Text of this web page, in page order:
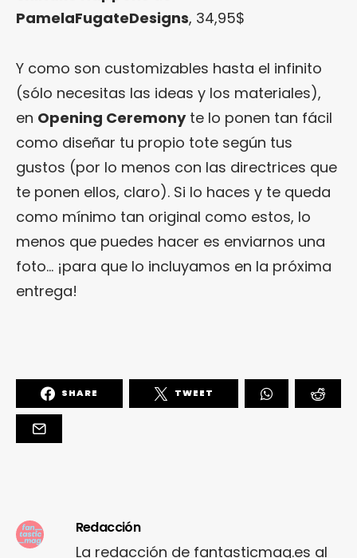
PamelaFugateDesigns, 34,95$
Y como son customizables hasta el infinito
(sólo necesitas las ideas y los materiales),
en Opening Ceremonyte lo ponen tan fácil
como diseñar tu propio tote según tus
gustos (por lo menos con las directrices que
te ponen ellos, claro). Si lo haces y te queda
como mínimo tan original como estos, lo
menos que puedes hacer es enviarnos una
foto… ¡para que lo incluyamos en la próxima
entrega!
SHARE TWEET
Redacción
La redacción de fantasticmag.es al